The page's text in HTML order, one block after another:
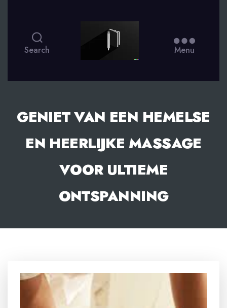
Search Menu
GENIET VAN EEN HEMELSE
EN HEERLIJKE MASSAGE
VOOR ULTIEME
ONTSPANNING